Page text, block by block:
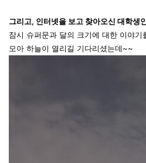
그리고, 인터넷을 보고 찾아오신 대학생
잠시 슈퍼문과 달의 크기에 대한 이야기
모아 하늘이 열리길 기다리셨는데~~